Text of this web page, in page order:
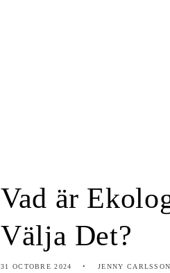
Vad är
Välja Det?
31 OCTOBRE 2024 JENNY CARLSSON